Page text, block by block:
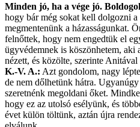
Minden jó, ha a vége jó.
hogy bár még sokat kell dolgozni
megmentenünk a házasságunkat.
felnőttek, hogy nem engedtük el
ügyvédemnek is köszönhetem, aki
nézett, és közölte, szerinte
K.-V. A.: Azt gondolom, nagy
de nem dőlhetünk hátra.
szeretnénk megoldani őket.
hogy ez az utolsó esélyünk, és
évet külön töltünk, aztán újra